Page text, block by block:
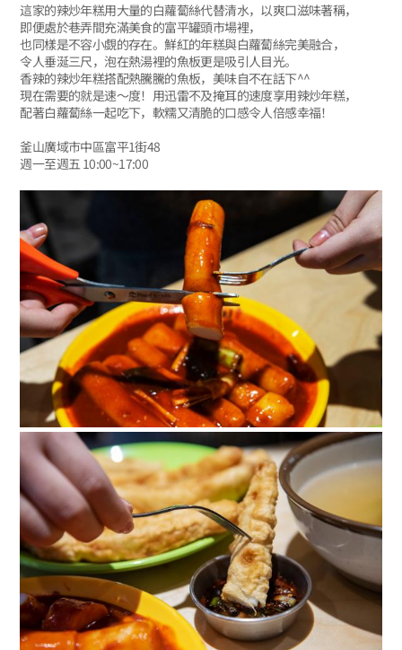
這家的辣炒年糕用大量的白蘿蔔絲代替清水，以爽口滋味著稱，
即便處於巷弄間充滿美食的富平罐頭市場裡，
也同樣是不容小覷的存在。鮮紅的年糕與白蘿蔔絲完美融合，
令人垂涎三尺，泡在熱湯裡的魚板更是吸引人目光。
香辣的辣炒年糕搭配熱騰騰的魚板，美味自不在話下^^
現在需要的就是速～度！用迅雷不及掩耳的速度享用辣炒年糕，
配著白蘿蔔絲一起吃下，軟糯又清脆的口感令人倍感幸福！
釜山廣域市中區富平1街48
週一至週五 10:00~17:00